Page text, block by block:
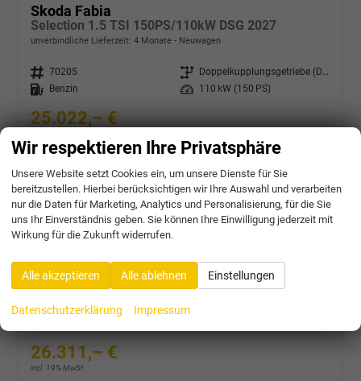
Skoda Fabia
Selection 1.5 TSI 150PS/110kW DSG 2027
unverbindliche Lieferzeit: 4 Monate Neuwagen
Fahrzeugnr. 70205 Getriebe
Doppelkupplungsgetriebe (DSG)
Kraftstoff
Benzin Leistung 110 kW (150 PS)
25.022,– €
Verbrauch kombiniert: 5,30 l/100km
2
CO 2-Emissionen:124,00 g/km
Skoda Fabia
unverbindliche Lieferzeit:4 Monate Neuwagen
Fahrzeugnr. 70206 Getriebe
26.311,– €
incl. 19% MwSt.
Wir respektieren Ihre Privatsphäre
Unsere Website setzt Cookies ein, um unsere Dienste für Sie
bereitzustellen. Hierbei berücksichtigen wir Ihre Auswahl und verarbeiten
nur die Daten für Marketing, Analytics und Personalisierung, für die Sie
uns Ihr Einverständnis geben. Sie können Ihre Einwilligung jederzeit mit
Wirkung für die Zukunft widerrufen.
Alle akzeptieren Alle ablehnen Einstellungen
Datenschutzerklärung Impressum